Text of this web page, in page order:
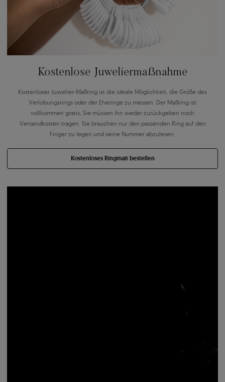
Kostenlose Juweliermaßnahme
Kostenloser Juwelier-Maßring ist die ideale Möglichkeit, die Größe des
Verlobungsrings oder der Eheringe zu messen. Der Maßring ist
vollkommen gratis, Sie müssen ihn weder zurückgeben noch
Versandkosten tragen. Sie brauchen nur den passenden Ring auf den
Finger zu legen und seine Nummer abzulesen.
Kostenloses Ringmaß bestellen